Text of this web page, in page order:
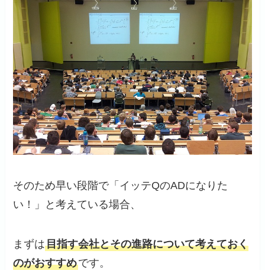
そのため早い段階で「イッテQのADになりた
い！」と考えている場合、
まずは目指す会社とその進路について考えておく
のがおすすめです。